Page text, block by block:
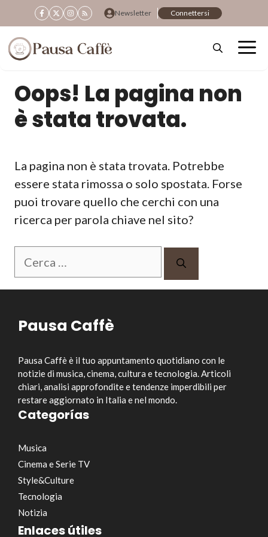
al
contenuto
Newsletter Connettersi
Oops! La pagina non
è stata trovata.
La pagina non è stata trovata. Potrebbe
essere stata rimossa o solo spostata. Forse
puoi trovare quello che cerchi con una
ricerca per parola chiave nel sito?
Ricerca
Pausa Caffè
Pausa Caffè è il tuo appuntamento quotidiano con le
notizie di musica, cinema, cultura e tecnologia. Articoli
chiari, analisi approfondite e tendenze imperdibili per
restare aggiornato in Italia e nel mondo.
Categorías
Musica
Cinema e Serie TV
Style&Culture
Tecnologia
Notizia
Enlaces útiles